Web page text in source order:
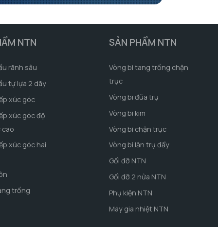
NTN
rãnh sâu
tự lựa 2 dãy
xúc góc
xúc góc độ
cao
xúc góc hai
trống
SẢN PHẨM NTN
Vòng bi tang trống chặn
trục
Vòng bi đũa trụ
Vòng bi kim
Vòng bi chặn trục
Vòng bi lăn trụ đẩy
Gối đỡ NTN
Gối đỡ 2 nửa NTN
Phụ kiện NTN
Máy gia nhiệt NTN